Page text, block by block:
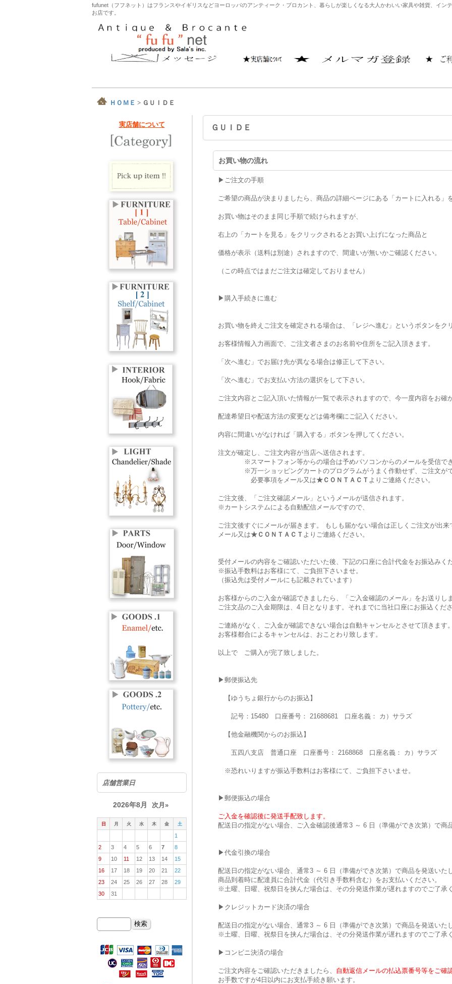
fufunet（フフネット）はフランスやイギリスなどヨーロッパのアンティーク・ブロカント、暮らしが楽しくなる大人かわいい家具や雑貨、イン
お店です。
ＨＯＭＥ > ＧＵＩＤＥ
実店舗について
店舗営業日
2026年8月 次月»
日 月 火 水 木 金 土
1
2
3 4 5 6 7
8
9
10 11 12 13 14
15
16
17 18 19 20 21
22
23
24 25 26 27 28
29
30
31
ＧＵＩＤＥ
お買い物の流れ
▶ご注文の手順
ご希望の商品が決まりましたら、商品の詳細ページにある「カートに入れる」
お買い物はそのまま同じ手順で続けられますが、
右上の「カートを見る」をクリックされるとお買い上げになった商品と
価格が表示（送料は別途）されますので、間違いが無いかご確認ください。
（この時点ではまだご注文は確定しておりません）
▶購入手続きに進む
お買い物を終えご注文を確定される場合は、「レジへ進む」というボタンをク
お客様情報入力画面で、ご注文者さまのお名前や住所をご記入頂きます。
「次へ進む」でお届け先が異なる場合は修正して下さい。
「次へ進む」でお支払い方法の選択をして下さい。
ご注文内容とご記入頂いた情報が一覧で表示されますので、今一度内容をお確
配達希望日や配送方法の変更などは備考欄にご記入ください。
内容に間違いがなければ「購入する」ボタンを押してください。
注文が確定し、ご注文内容が当店へ送信されます。
※スマートフォン等からの場合は予めパソコンからのメールを受信でき
※万一ショッピングカートのプログラムがうまく作動せず、ご注文がで
必要事項をメール又は★ＣＯＮＴＡＣＴ よりご連絡ください。
ご注文後、「ご注文確認メール」というメールが送信されます。
※カートシステムによる自動配信メールですので、
ご注文後すぐにメールが届きます。 もしも届かない場合は正しくご注文が出来
メール又は★ＣＯＮＴＡＣＴ よりご連絡ください。
受付メールの内容をご確認いただいた後、下記の口座に合計代金をお振込みく
※振込手数料はお客様にて、ご負担下さいませ。
（振込先は受付メールにも記載されています）
お客様からのご入金が確認できましたら、「ご入金確認のメール」をお送りしま
ご注文品のご入金期限は、4 日となります。それまでに当社口座にお振込くださ
ご連絡がなく、ご入金が確認できない場合は自動キャンセルとさせて頂きます。
お客様都合によるキャンセルは、おことわり致します。
以上で ご購入が完了致しました。
▶郵便振込先
【ゆうちょ銀行からのお振込】
記号：15480 口座番号： 21688681 口座名義： カ）サラズ
【他金融機関からのお振込】
五四八支店 普通口座 口座番号： 2168868 口座名義： カ）サラズ
※恐れいりますが振込手数料はお客様にて、ご負担下さいませ。
▶郵便振込の場合
ご入金を確認後に発送手配致します。
配送日の指定がない場合、ご入金確認後通常3 ～ 6 日（準備ができ次第）で商
▶代金引換の場合
配送日の指定がない場合、通常3 ～ 6 日（準備ができ次第）で商品を発送いたし
商品到着時に配達員に合計代金（代引き手数料含む）をお支払いください。
※土曜、日曜、祝祭日を挟んだ場合は、その分発送作業が遅れますのでご了承
▶クレジットカード決済の場合
配送日の指定がない場合、通常3 ～ 6 日（準備ができ次第）で商品を発送いたし
※土曜、日曜、祝祭日を挟んだ場合は、その分発送作業が遅れますのでご了承
▶コンビニ決済の場合
ご注文内容をご確認いただきましたら、 自動返信メールの払込票番号等をご確
お手数ですが4日以内にお支払手続き願います。